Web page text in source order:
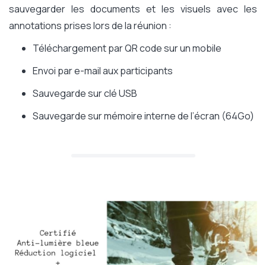
sauvegarder les documents et les visuels avec les
annotations prises lors de la réunion :
Téléchargement par QR code sur un mobile
Envoi par e-mail aux participants
Sauvegarde sur clé USB
Sauvegarde sur mémoire interne de l’écran (64Go)